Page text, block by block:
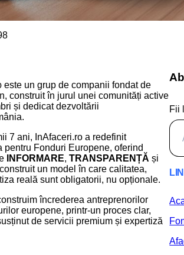
este un grup de companii fondat de
construit în jurul unei comunități active
și dedicat dezvoltării
7 ani, InAfaceri.ro a redefinit
Fonduri Europene, oferind
INFORMARE, TRANSPARENȚĂ și
un model în care calitatea,
reală sunt obligatorii, nu opționale.
încrederea antreprenorilor
europene, printr-un proces clar,
de servicii premium și expertiză
Fii